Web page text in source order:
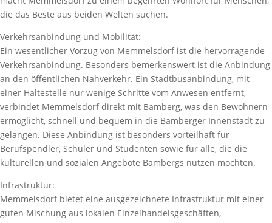
die das Beste aus beiden Welten suchen.
Verkehrsanbindung und Mobilität:
Ein wesentlicher Vorzug von Memmelsdorf ist die hervorragende
Verkehrsanbindung. Besonders bemerkenswert ist die Anbindung
an den öffentlichen Nahverkehr. Ein Stadtbusanbindung, mit
einer Haltestelle nur wenige Schritte vom Anwesen entfernt,
verbindet Memmelsdorf direkt mit Bamberg, was den Bewohnern
ermöglicht, schnell und bequem in die Bamberger Innenstadt zu
gelangen. Diese Anbindung ist besonders vorteilhaft für
Berufspendler, Schüler und Studenten sowie für alle, die die
kulturellen und sozialen Angebote Bambergs nutzen möchten.
Infrastruktur:
Memmelsdorf bietet eine ausgezeichnete Infrastruktur mit einer
guten Mischung aus lokalen Einzelhandelsgeschäften,